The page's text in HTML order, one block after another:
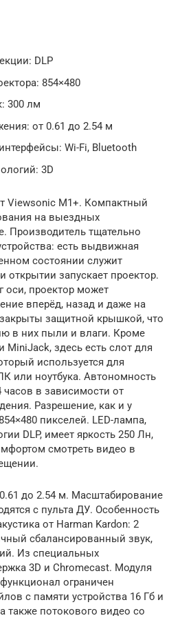
DLP
854×480
300 лм
от 0.61 до 2.54 м
Wi-Fi, Bluetooth
3D
Viewsonic M1+. Компактный
на выездных
Производитель тщательно
есть выдвижная
состоянии служит
запускает проектор.
оси, проектор может
вперёд, назад и даже на
защитной крышкой, что
в них пыли и влаги. Кроме
MiniJack, здесь есть слот для
используется для
или ноутбука. Автономность
в зависимости от
Разрешение, как и у
пикселей. LED-лампа,
DLP, имеет яркость 250 Лн,
смотреть видео в
до 2.54 м. Масштабирование
с пульта ДУ. Особенность
от Harman Kardon: 2
сбалансированный звук,
Из специальных
3D и Chromecast. Модуля
ограничен
с памяти устройства 16 Гб и
также потокового видео со